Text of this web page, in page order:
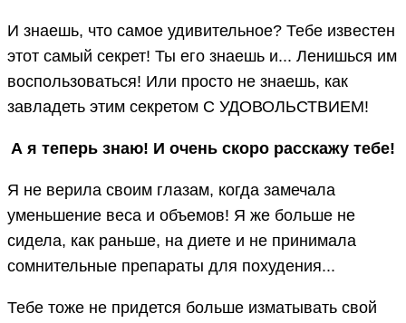
И знаешь, что самое удивительное? Тебе известен
этот самый секрет! Ты его знаешь и... Ленишься им
воспользоваться! Или просто не знаешь, как
завладеть этим секретом С УДОВОЛЬСТВИЕМ!
А я теперь знаю! И очень скоро расскажу тебе!
Я не верила своим глазам, когда замечала
уменьшение веса и объемов! Я же больше не
сидела, как раньше, на диете и не принимала
сомнительные препараты для похудения...
Тебе тоже не придется больше изматывать свой